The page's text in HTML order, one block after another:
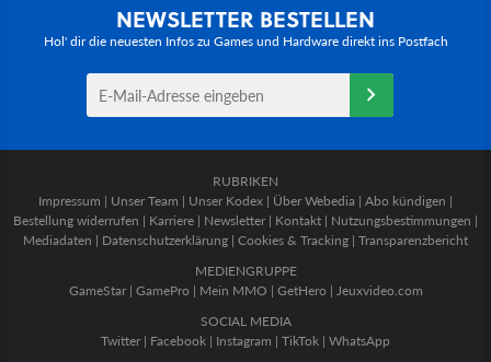
NEWSLETTER BESTELLEN
Hol' dir die neuesten Infos zu Games und Hardware direkt ins Postfach
RUBRIKEN
Impressum | Unser Team | Unser Kodex | Über Webedia | Abo kündigen |
Bestellung widerrufen | Karriere | Newsletter | Kontakt | Nutzungsbestimmungen |
Mediadaten | Datenschutzerklärung | Cookies & Tracking | Transparenzbericht
MEDIENGRUPPE
GameStar| GamePro | Mein MMO | GetHero | Jeuxvideo.com
SOCIAL MEDIA
Twitter | Facebook | Instagram | TikTok | WhatsApp